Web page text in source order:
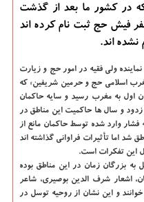
در کشور ما بعد از گذشت
میلیون و ۲۰۰ هزار نفر فیش حج ثبت نام کرده اند
نشده اند.
ولی فقیه در امور حج و زیارت
«مغرب اسلامی حج و حرمین شریفین» که
اول به مغرب رسید و سایه حاکمان
و سال ها حاکمیت این مناطق در
فشار وارد شده توسط حاکمان مانع از
اما تأثیرات فراوانی گذاشته اند
این تفکرات است.
به بزرگان زمان در این مناطق بوده
اشعار شرف الدین بوصیری، شاعر
و این نشان از روحیه توسل در